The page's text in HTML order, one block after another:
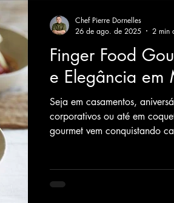
Finger Food
e Elegância em
Seja em casamentos,
corporativos ou até em
gourmet vem conquistando
Chef Pierre Dornelles
26 de ago. de 2025
2 min